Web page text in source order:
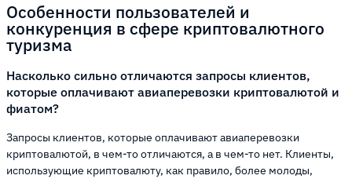
Особенности пользователей и
конкуренция в сфере криптовалютного
туризма
Насколько сильно отличаются запросы клиентов,
которые оплачивают авиаперевозки криптовалютой и
фиатом?
Запросы клиентов, которые оплачивают авиаперевозки
криптовалютой, в чем-то отличаются, а в чем-то нет. Клиенты,
использующие криптовалюту, как правило, более молоды,